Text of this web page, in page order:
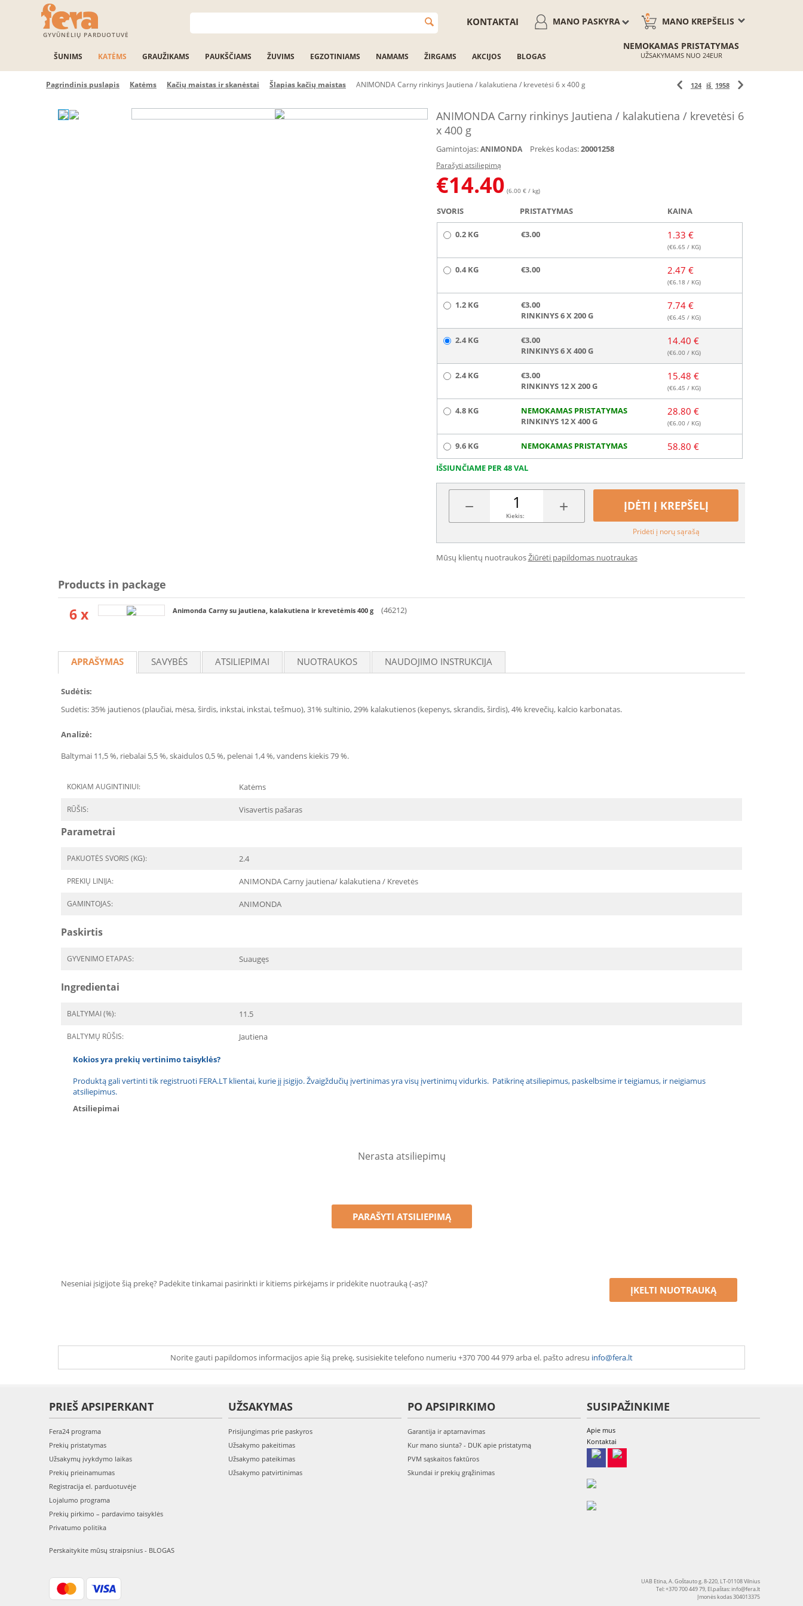
GYVŪNĖLIŲ PARDUOTUVĖ
MANO KREPŠELIS
0
MANO PASKYRA
KONTAKTAI
ŠUNIMS KATĖMS GRAUŽIKAMS PAUKŠČIAMS ŽUVIMS EGZOTINIAMS NAMAMS ŽIRGAMS AKCIJOS BLOGAS
NEMOKAMAS PRISTATYMAS
UŽSAKYMAMS NUO 24EUR
Pagrindinis puslapis Katėms Kačių maistas ir skanėstai Šlapias kačių maistas ANIMONDA Carny rinkinys Jautiena / kalakutiena / krevetėsi 6 x 400 g 124 iš 1958
ANIMONDA Carny rinkinys Jautiena / kalakutiena / krevetėsi 6
x 400 g
Gamintojas: ANIMONDA Prekės kodas:20001258
Parašyti atsiliepimą
€14.40 (6.00 € / kg)
SVORIS PRISTATYMAS KAINA
0.2 KG €3.00 1.33 €
(€6.65 / KG)
0.4 KG €3.00 2.47 €
(€6.18 / KG)
1.2 KG
€3.00
RINKINYS 6 X 200 G
7.74 €
(€6.45 / KG)
2.4 KG
€3.00
RINKINYS 6 X 400 G
14.40 €
(€6.00/ KG)
2.4 KG
€3.00
RINKINYS 12 X 200 G
15.48 €
(€6.45 / KG)
4.8 KG
NEMOKAMAS PRISTATYMAS
RINKINYS 12 X 400 G
28.80 €
(€6.00/ KG)
9.6 KG NEMOKAMAS PRISTATYMAS 58.80 €
IŠSIUNČIAME PER 48 VAL
− +
Kiekis:
ĮDĖTI Į KREPŠELĮ
Pridėti į norų sąrašą
Mūsų klientų nuotraukosŽiūrėti papildomas nuotraukas
Products in package
6 x Animonda Carny su jautiena, kalakutiena ir krevetėmis 400 g (46212)
APRAŠYMAS SAVYBĖS ATSILIEPIMAI NUOTRAUKOS NAUDOJIMO INSTRUKCIJA
Sudėtis:
Sudėtis: 35% jautienos (plaučiai, mėsa, širdis, inkstai, inkstai, tešmuo), 31% sultinio, 29% kalakutienos (kepenys, skrandis, širdis), 4% krevečių, kalcio karbonatas.
Analizė:
Baltymai 11,5 %, riebalai 5,5 %, skaidulos 0,5 %, pelenai 1,4 %, vandens kiekis 79 %.
KOKIAM AUGINTINIUI: Katėms
RŪŠIS: Visavertis pašaras
Parametrai
PAKUOTĖS SVORIS (KG): 2.4
PREKIŲ LINIJA: ANIMONDA Carny jautiena/ kalakutiena / Krevetės
GAMINTOJAS: ANIMONDA
Paskirtis
GYVENIMO ETAPAS: Suaugęs
Ingredientai
BALTYMAI (%): 11.5
BALTYMŲ RŪŠIS: Jautiena
Kokios yra prekių vertinimo taisyklės?
Produktą gali vertinti tik registruoti FERA.LT klientai, kurie jį įsigijo. Žvaigždučių įvertinimas yra visų įvertinimų vidurkis. Patikrinę atsiliepimus, paskelbsime ir teigiamus, ir neigiamus
atsiliepimus.
Atsiliepimai
Nerasta atsiliepimų
PARAŠYTI ATSILIEPIMĄ
Neseniai įsigijote šią prekę? Padėkite tinkamai pasirinkti ir kitiems pirkėjams ir pridėkite nuotrauką (-as)?
ĮKELTI NUOTRAUKĄ
Norite gauti papildomos informacijos apie šią prekę, susisiekite telefono numeriu +370 700 44 979 arba el. pašto adresu info@fera.lt
PRIEŠ APSIPERKANT
Fera24 programa
Prekių pristatymas
Užsakymų įvykdymo laikas
Prekių prieinamumas
Registracija el. parduotuvėje
Lojalumo programa
Prekių pirkimo – pardavimo taisyklės
Privatumo politika
Perskaitykite mūsų straipsnius - BLOGAS
UŽSAKYMAS
Prisijungimas prie paskyros
Užsakymo pakeitimas
Užsakymo pateikimas
Užsakymo patvirtinimas
PO APSIPIRKIMO
Garantija ir aptarnavimas
Kur mano siunta? - DUK apie pristatymą
PVM sąskaitos faktūros
Skundai ir prekių grąžinimas
SUSIPAŽINKIME
Apie mus
Kontaktai
UAB Etina, A. Goštauto g. 8-220, LT-01108 Vilnius
Tel: +370 700 449 79, El.paštas:info@fera.lt
Įmonės kodas 304013375